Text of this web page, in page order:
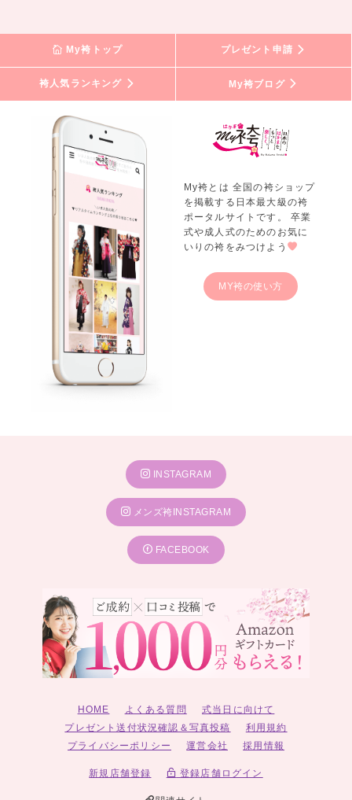
My袴トップ プレゼント申請
袴人気ランキング My袴ブログ
My袴とは 全国の袴ショップ
を掲載する日本最大級の袴
ポータルサイトです。 卒業
式や成人式のためのお気に
いりの袴をみつけよう
MY袴の使い方
INSTAGRAM
メンズ袴INSTAGRAM
FACEBOOK
HOME よくある質問
式当日に向けて
プレゼント送付状況確認＆写真投稿
利用規約
プライバシーポリシー
運営会社 採用情報
新規店舗登録 登録店舗ログイン